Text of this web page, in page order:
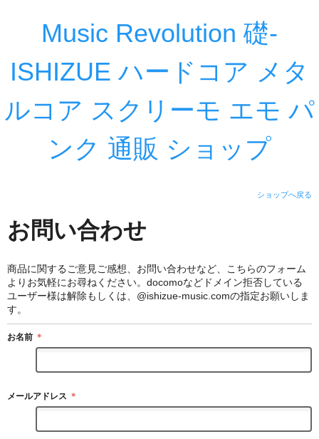
Music Revolution 礎-
ISHIZUE ハードコア メタ
ルコア スクリーモ エモ パ
ンク 通販 ショップ
ショップへ戻る
お問い合わせ
商品に関するご意見ご感想、お問い合わせなど、こちらのフォーム
よりお気軽にお尋ねください。docomoなどドメイン拒否している
ユーザー様は解除もしくは、@ishizue-music.comの指定お願いしま
す。
お名前 ＊
メールアドレス ＊